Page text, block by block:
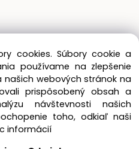
dohovore
všetky práva
cookies. Súbory cookie a
používame na zlepšenie
našich webových stránok na
prispôsobený obsah a
návštevnosti našich
toho, odkiaľ naši
informácií